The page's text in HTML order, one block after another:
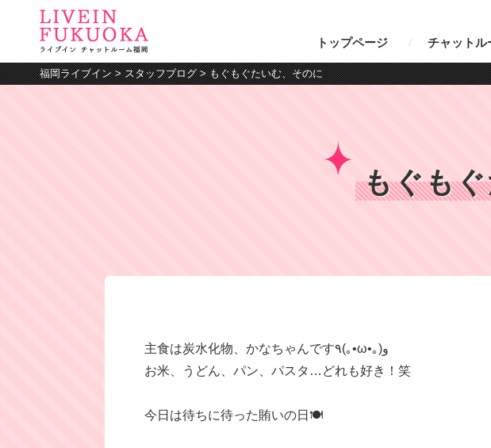
トップページ チャットル
福岡ライブイン>スタッフブログ>もぐもぐたいむ、そのに
もぐも
主食は炭水化物、かなちゃんです٩(｡•ω•｡)و
お米、うどん、パン、パスタ…どれも好き！笑
今日は待ちに待った賄いの日🍽